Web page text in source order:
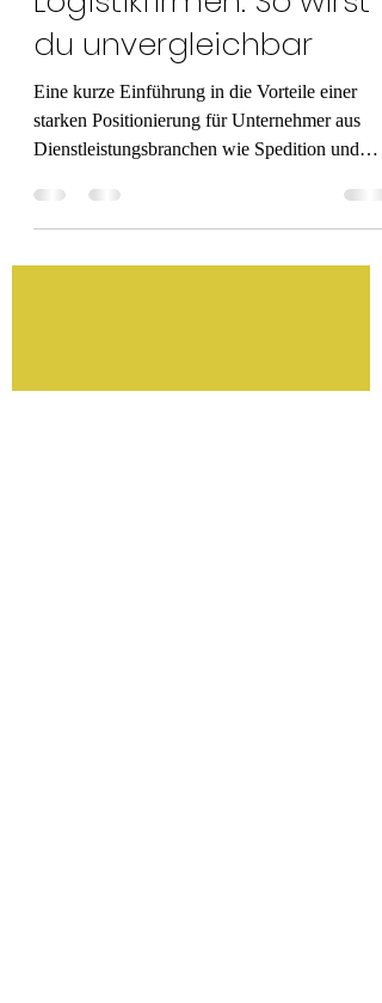
🧱 Positionierung für
Reinigungs- &
Logistikfirmen: So wirst
du unvergleichbar
Eine kurze Einführung in die Vorteile einer
starken Positionierung für Unternehmer aus